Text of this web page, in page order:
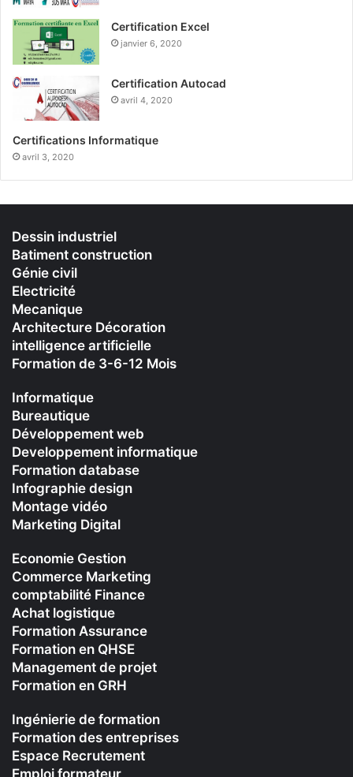
Certification Excel
janvier 6, 2020
Certification Autocad
avril 4, 2020
Certifications Informatique
avril 3, 2020
Dessin industriel
Batiment construction
Génie civil
Electricité
Mecanique
Architecture Décoration
intelligence artificielle
Formation de 3-6-12 Mois
Informatique
Bureautique
Développement web
Developpement informatique
Formation database
Infographie design
Montage vidéo
Marketing Digital
Economie Gestion
Commerce Marketing
comptabilité Finance
Achat logistique
Formation Assurance
Formation en QHSE
Management de projet
Formation en GRH
Ingénierie de formation
Formation des entreprises
Espace Recrutement
Emploi formateur